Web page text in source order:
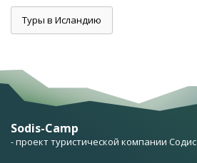
Туры в Исландию
Sodis-Camp
- проект туристической компании Содис